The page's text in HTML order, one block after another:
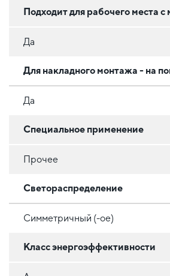
Подходит для рабочего места
Да
Для накладного монтажа - на
Да
Специальное применение
Прочее
Светораспределение
Симметричный (-ое)
Класс энергоэффективности